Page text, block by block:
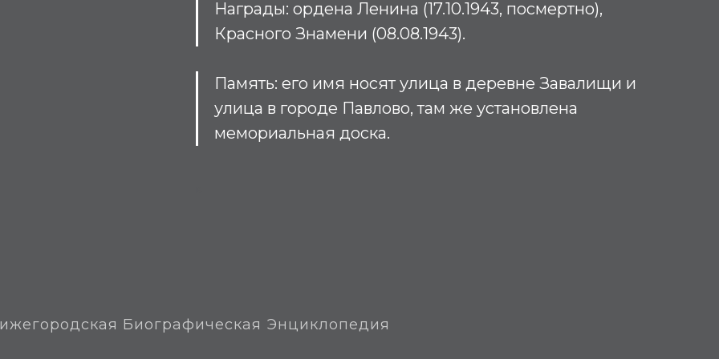
Награды: ордена Ленина (17.10.1943, посмертно),
Красного Знамени (08.08.1943).
Память: его имя носят улица в деревне Завалищи и
улица в городе Павлово, там же установлена
мемориальная доска.
Биографическая Энциклопедия